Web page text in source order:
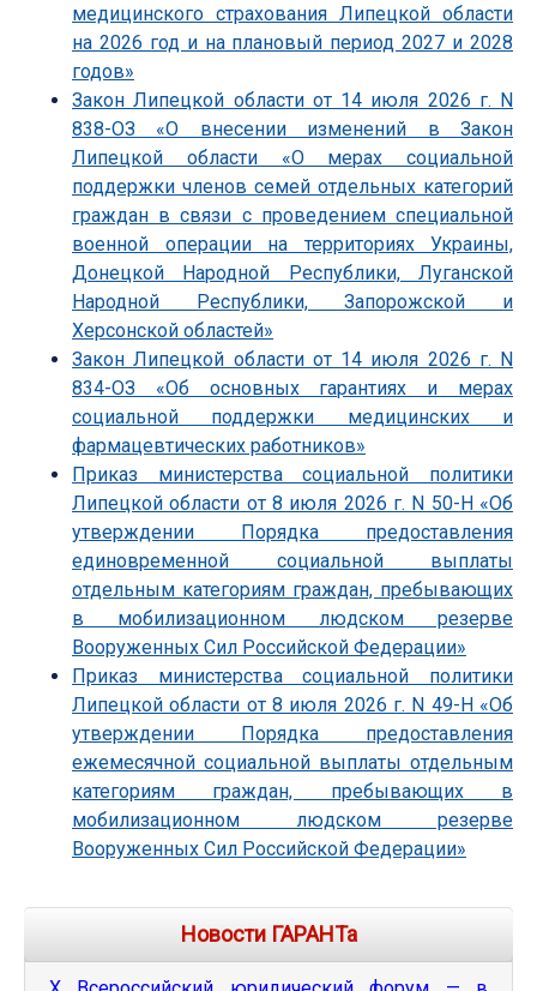
медицинского страхования Липецкой области
на 2026 год и на плановый период 2027 и 2028
годов»
Закон Липецкой области от 14 июля 2026 г. N
838-ОЗ «О внесении изменений в Закон
Липецкой области «О мерах социальной
поддержки членов семей отдельных категорий
граждан в связи с проведением специальной
военной операции на территориях Украины,
Донецкой Народной Республики, Луганской
Народной Республики, Запорожской и
Херсонской областей»
Закон Липецкой области от 14 июля 2026 г. N
834-ОЗ «Об основных гарантиях и мерах
социальной поддержки медицинских и
фармацевтических работников»
Приказ министерства социальной политики
Липецкой области от 8 июля 2026 г. N 50-Н «Об
утверждении Порядка предоставления
единовременной социальной выплаты
отдельным категориям граждан, пребывающих
в мобилизационном людском резерве
Вооруженных Сил Российской Федерации»
Приказ министерства социальной политики
Липецкой области от 8 июля 2026 г. N 49-Н «Об
утверждении Порядка предоставления
ежемесячной социальной выплаты отдельным
категориям граждан, пребывающих в
мобилизационном людском резерве
Вооруженных Сил Российской Федерации»
Новости ГАРАНТа